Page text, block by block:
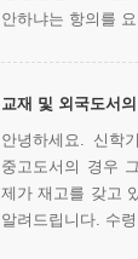
안하냐는 항의를
교재 및 외국도서
안녕하세요. 신학
중고도서의 경우
제가 재고를 갖고
알려드립니다. 수